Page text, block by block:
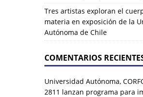
Tres artistas exploran el
materia en exposición de la
Autónoma de Chile
COMENTARIOS
Universidad Autónoma,
2811 lanzan programa para